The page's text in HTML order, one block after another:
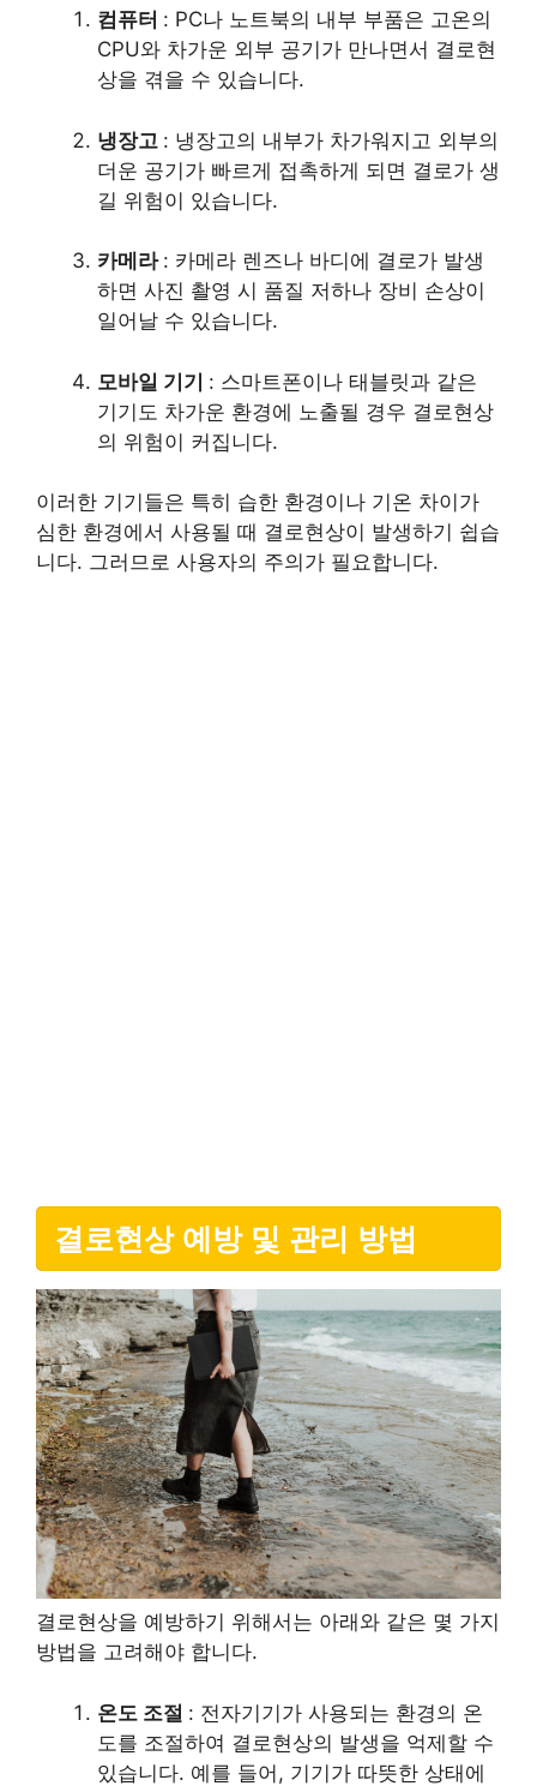
컴퓨터 : PC나 노트북의 내부 부품은 고온의
CPU와 차가운 외부 공기가 만나면서 결로현
상을 겪을 수 있습니다.
냉장고 : 냉장고의 내부가 차가워지고 외부의
더운 공기가 빠르게 접촉하게 되면 결로가 생
길 위험이 있습니다.
카메라 : 카메라 렌즈나 바디에 결로가 발생
하면 사진 촬영 시 품질 저하나 장비 손상이
일어날 수 있습니다.
모바일 기기 : 스마트폰이나 태블릿과 같은
기기도 차가운 환경에 노출될 경우 결로현상
의 위험이 커집니다.
이러한 기기들은 특히 습한 환경이나 기온 차이가
심한 환경에서 사용될 때 결로현상이 발생하기 쉽습
니다. 그러므로 사용자의 주의가 필요합니다.
결로현상 예방 및 관리 방법
결로현상을 예방하기 위해서는 아래와 같은 몇 가지
방법을 고려해야 합니다.
온도 조절 : 전자기기가 사용되는 환경의 온
도를 조절하여 결로현상의 발생을 억제할 수
있습니다. 예를 들어, 기기가 따뜻한 상태에